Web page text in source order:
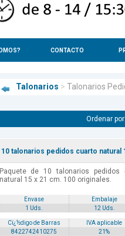
CONTACTO
Talonarios > Talonarios
Ordenar
10 talonarios pedidos cuarto natural
Paquete de 10 talonarios pedidos
natural 15 x 21 cm. 100 originales.
Envase
Embalaje
1 Uds.
12 Uds.
Cï¿½digo de Barras
IVA aplicable
8422742410275
21%